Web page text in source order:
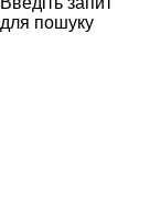
для пошуку